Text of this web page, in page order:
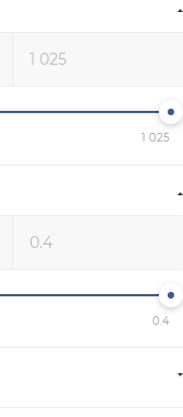
1 025
0.4